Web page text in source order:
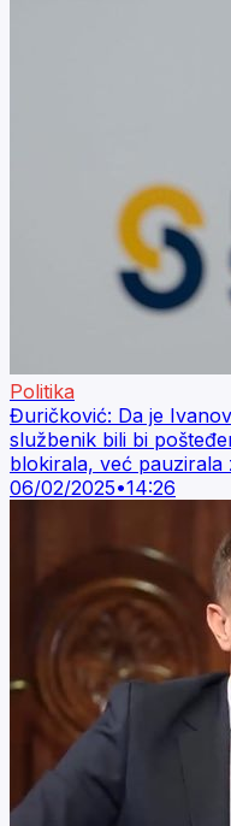
Politika
Đuričković: Da je
službenik bili bi
blokirala, već pauzirala
06/02/2025•14:26